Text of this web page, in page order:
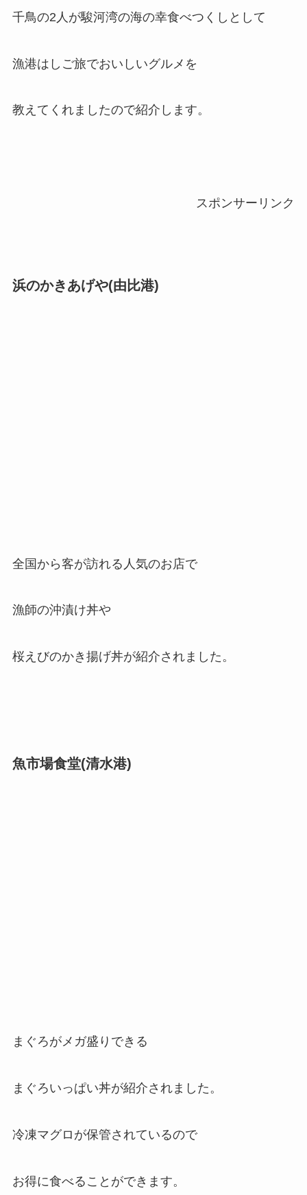
千鳥の2人が駿河湾の海の幸食べつくしとして
漁港はしご旅でおいしいグルメを
教えてくれましたので紹介します。
スポンサーリンク
浜のかきあげや(由比港)
全国から客が訪れる人気のお店で
漁師の沖漬け丼や
桜えびのかき揚げ丼が紹介されました。
魚市場食堂(清水港)
まぐろがメガ盛りできる
まぐろいっぱい丼が紹介されました。
冷凍マグロが保管されているので
お得に食べることができます。